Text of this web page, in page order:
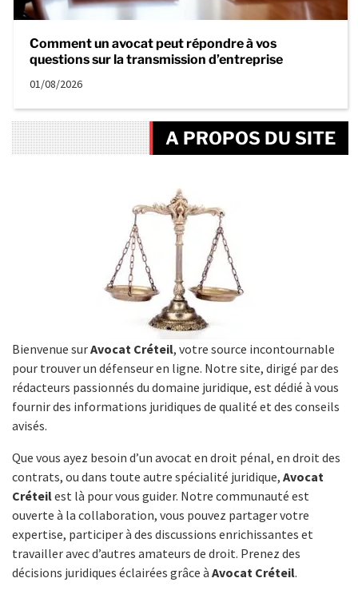
Comment un avocat peut répondre à vos
questions sur la transmission d’entreprise
01/08/2026
A PROPOS DU SITE
Bienvenue surAvocat Créteil, votre source incontournable
pour trouver un défenseur en ligne. Notre site, dirigé par des
rédacteurs passionnés du domaine juridique, est dédié à vous
fournir des informations juridiques de qualité et des conseils
avisés.
Que vous ayez besoin d’un avocat en droit pénal, en droit des
contrats, ou dans toute autre spécialité juridique, Avocat
Créteilest là pour vous guider. Notre communauté est
ouverte à la collaboration, vous pouvez partager votre
expertise, participer à des discussions enrichissantes et
travailler avec d’autres amateurs de droit. Prenez des
décisions juridiques éclairées grâce à Avocat Créteil.